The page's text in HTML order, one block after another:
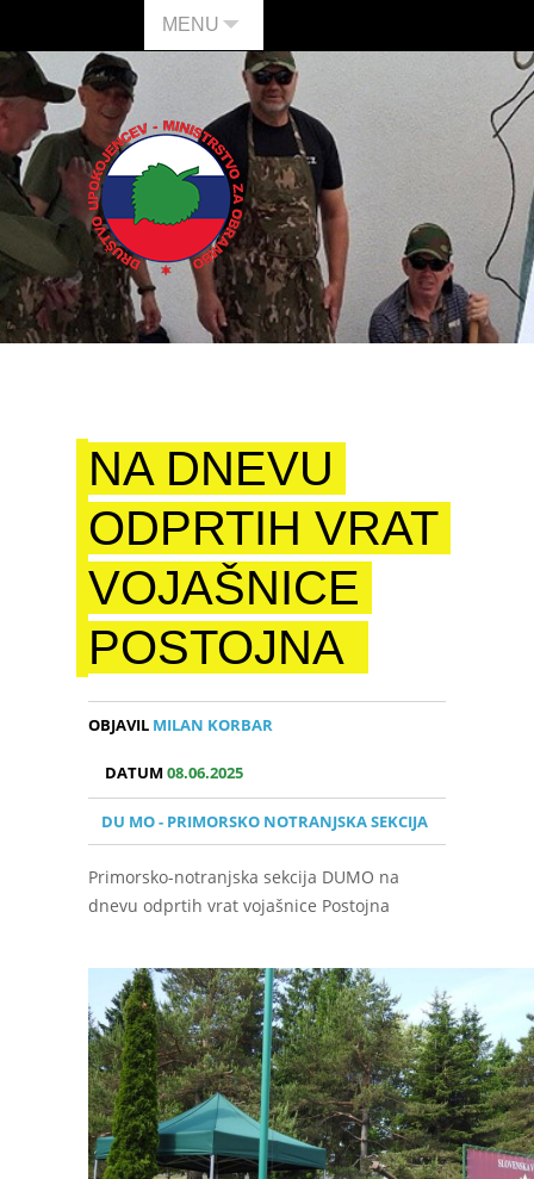
MENU
NA DNEVU
ODPRTIH VRAT
VOJAŠNICE
POSTOJNA
OBJAVIL MILAN KORBAR
DATUM08.06.2025
DU MO - PRIMORSKO NOTRANJSKA SEKCIJA
Primorsko-notranjska sekcija DUMO na
dnevu odprtih vrat vojašnice Postojna